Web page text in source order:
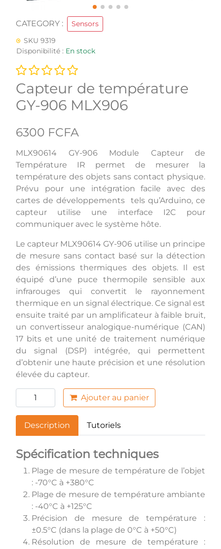
CATEGORY :
Sensors
SKU 9319
Disponibilité : En stock
Capteur de température
GY-906 MLX906
6300 FCFA
MLX90614 GY-906 Module Capteur de
Température IR permet de mesurer la
température des objets sans contact physique.
Prévu pour une intégration facile avec des
cartes de développements tels qu’Arduino, ce
capteur utilise une interface I2C pour
communiquer avec le système hôte.
Le capteur MLX90614 GY-906 utilise un principe
de mesure sans contact basé sur la détection
des émissions thermiques des objets. Il est
équipé d’une puce thermopile sensible aux
infrarouges qui convertit le rayonnement
thermique en un signal électrique. Ce signal est
ensuite traité par un amplificateur à faible bruit,
un convertisseur analogique-numérique (CAN)
17 bits et une unité de traitement numérique
du signal (DSP) intégrée, qui permettent
d’obtenir une haute précision et une résolution
élevée du capteur.
Ajouter au panier
Description Tutoriels
Spécification techniques
Plage de mesure de température de l’objet
: -70°C à +380°C
Plage de mesure de température ambiante
: -40°C à +125°C
Précision de mesure de température :
±0.5°C (dans la plage de 0°C à +50°C)
Résolution de mesure de température :